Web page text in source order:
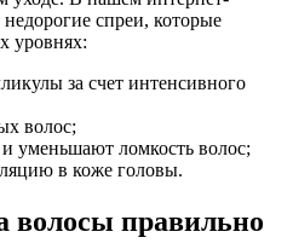
спреи, которые
уровнях:
за счет интенсивного
волос;
уменьшают ломкость волос;
в коже головы.
волосы правильно